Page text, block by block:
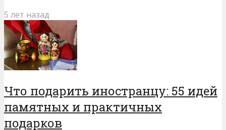
5 лет назад
Что подарить иностранцу: 55 идей
памятных и практичных
подарков